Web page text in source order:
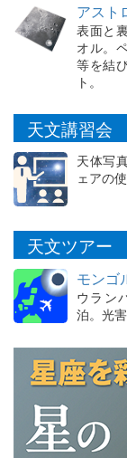
アスト
表面と
オル。
等を結
ト。
天文講習会
天体写
ェアの
天文ツアー
モンゴ
ウラン
泊。光